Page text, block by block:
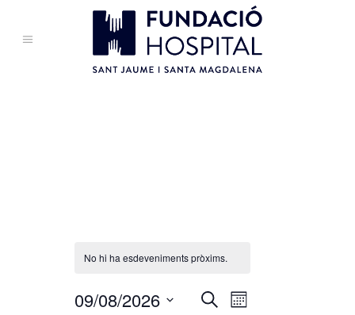
No hi ha esdeveniments pròxims.
Navegació
Cerca Navegació
Mes
09/08/2026